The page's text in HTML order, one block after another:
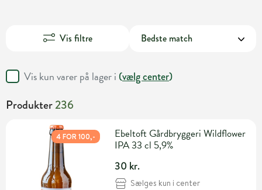
Vis filtre
Vis kun varer på lager i (vælg center)
Produkter236
4 FOR 100,-
Ebeltoft Gårdbryggeri Wildflower
IPA 33 cl 5,9%
30 kr.
Sælges kun i center